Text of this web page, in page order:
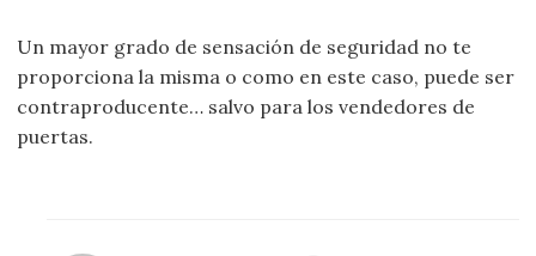
Un mayor grado de sensación de seguridad no te
proporciona la misma o como en este caso, puede ser
contraproducente… salvo para los vendedores de
puertas.